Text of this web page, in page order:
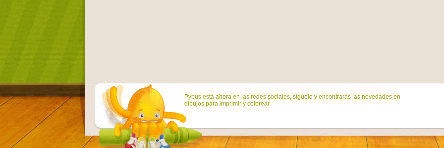
Pypus está ahora en las redes sociales, síguelo y encontrarás las novedades en
dibujos para imprimir y colorear.